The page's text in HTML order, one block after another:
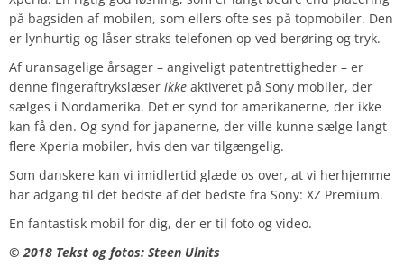
på bagsiden af mobilen, som ellers ofte ses på topmobiler. Den
er lynhurtig og låser straks telefonen op ved berøring og tryk.
Af uransagelige årsager – angiveligt patentrettigheder – er
denne fingeraftrykslæser ikke aktiveret på Sony mobiler, der
sælges i Nordamerika. Det er synd for amerikanerne, der ikke
kan få den. Og synd for japanerne, der ville kunne sælge langt
flere Xperia mobiler, hvis den var tilgængelig.
Som danskere kan vi imidlertid glæde os over, at vi herhjemme
har adgang til det bedste af det bedste fra Sony: XZ Premium.
En fantastisk mobil for dig, der er til foto og video.
© 2018 Tekst og fotos: Steen Ulnits